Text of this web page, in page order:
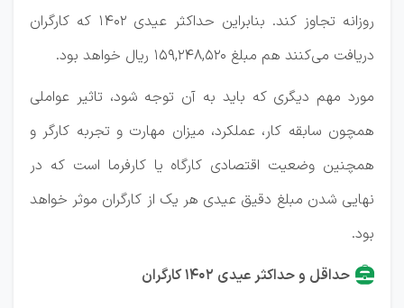
روزانه تجاوز کند. بنابراین حداکثر عیدی ۱۴۰۲ که کارگران
دریافت می‌کنند هم مبلغ ۱۵۹,۲۴۸,۵۲۰ ریال خواهد بود.
مورد مهم دیگری که باید به آن توجه شود، تاثیر عواملی
همچون سابقه کار، عملکرد، میزان مهارت و تجربه کارگر و
همچنین وضعیت اقتصادی کارگاه یا کارفرما است که در
نهایی شدن مبلغ دقیق عیدی هر یک از کارگران موثر خواهد
بود.
حداقل و حداکثر عیدی ۱۴۰۲ کارگران